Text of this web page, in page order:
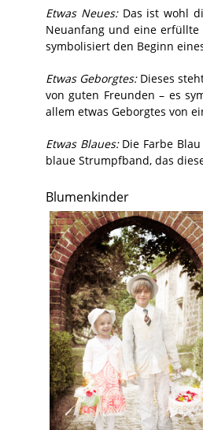
Etwas Neues:Das ist wohl
Neuanfang und eine erfüllte
symbolisiert den Beginn
Etwas Geborgtes:Dieses
von guten Freunden – es
allem etwas Geborgtes von
Etwas Blaues:Die Farbe
blaue Strumpfband, das
Blumenkinder